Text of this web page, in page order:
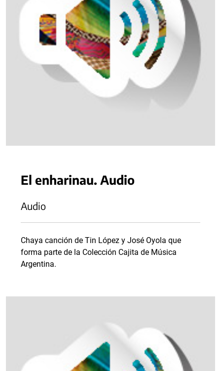
El enharinau. Audio
Audio
Chaya canción de Tin López y José Oyola que
forma parte de la Colección Cajita de Música
Argentina.